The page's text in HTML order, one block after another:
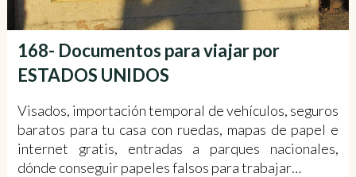
168- Documentos para viajar por
ESTADOS UNIDOS
Visados, importación temporal de vehículos, seguros
baratos para tu casa con ruedas, mapas de papel e
internet gratis, entradas a parques nacionales,
dónde conseguir papeles falsos para trabajar…